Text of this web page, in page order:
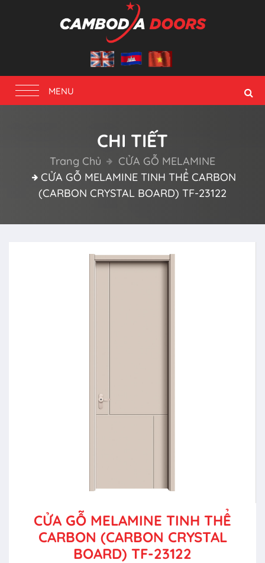
Toggle
navigation
MENU
CHI TIẾT
Trang Chủ
CỬA GỖ MELAMINE
CỬA GỖ MELAMINE TINH THỂ CARBON
(CARBON CRYSTAL BOARD) TF-23122
CỬA GỖ MELAMINE TINH THỂ
CARBON (CARBON CRYSTAL
BOARD) TF-23122